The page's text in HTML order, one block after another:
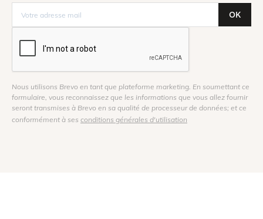
OK
Nous utilisons Brevo en tant que plateforme marketing. En soumettant ce
formulaire, vous reconnaissez que les informations que vous allez fournir
seront transmises à Brevo en sa qualité de processeur de données; et ce
conformément à ses conditions générales d'utilisation